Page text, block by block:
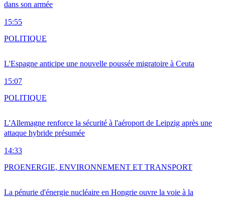
dans son armée
15:55
L'Espagne anticipe une nouvelle poussée migratoire à Ceuta
15:07
POLITIQUE
L'Allemagne renforce la sécurité à l'aéroport de Leipzig après une
attaque hybride présumée
14:33
POLITIQUE
La pénurie d'énergie nucléaire en Hongrie ouvre la voie à la
PROENERGIE, ENVIRONNEMENT ET TRANSPORT